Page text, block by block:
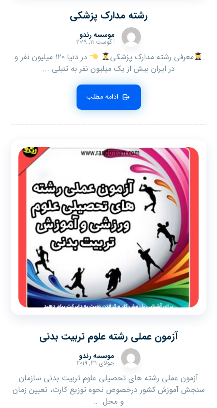
رشته مدارک پزشکی
موسسه رندو
آگوست ۱۱, ۲۰۱۹
معرفی رشته مدارک پزشکی
در دنیا ۱۲۰ میلیون نفر و
در ایران بیش از یک میلیون نفر به تنبلی ...
ادامه مطلب
آزمون عملی رشته علوم تربیت بدنی
موسسه رندو
جولای ۳۱, ۲۰۱۹
آزمون عملی رشته های تحصیلی علوم تربیت بدنی سازمان
‌سنجش آموزش ‌کشور درخصوص نحوه توزیع کارت، تعیین زمان
و محل ...